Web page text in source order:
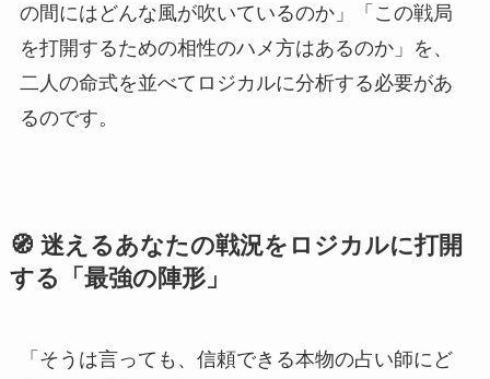
の間にはどんな風が吹いているのか」「この戦局
を打開するための相性のハメ方はあるのか」を、
二人の命式を並べてロジカルに分析する必要があ
るのです。
🧭 迷えるあなたの戦況をロジカルに打開
する「最強の陣形」
「そうは言っても、信頼できる本物の占い師にど